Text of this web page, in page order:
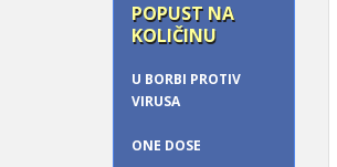
POPUST NA
KOLIČINU
U BORBI PROTIV
VIRUSA
ONE DOSE